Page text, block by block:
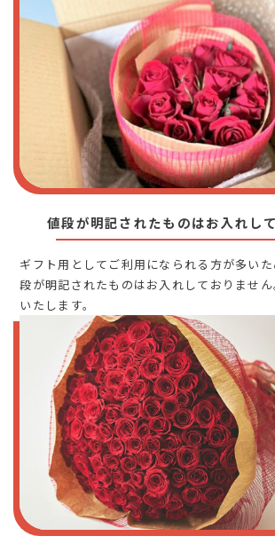
値段が明記されたものはお入れし
ギフト用としてご利用になられる方が多い
段が明記されたものはお入れしておりませ
いたします。